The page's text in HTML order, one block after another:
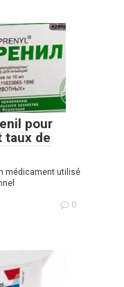
pour
taux de
médicament utilisé
0